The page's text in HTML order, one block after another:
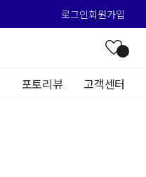
로그인회원가입
포토리뷰 고객센터